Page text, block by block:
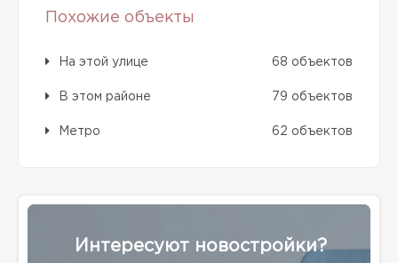
Похожие объекты
На этой улице 68 объектов
В этом районе 79 объектов
Метро 62 объектов
Интересуют новостройки?